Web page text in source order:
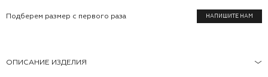
Подберем размер с первого раза НАПИШИТЕ НАМ
ОПИСАНИЕ ИЗДЕЛИЯ